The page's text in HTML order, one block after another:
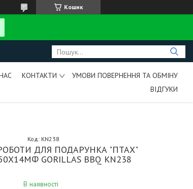
Кошик
КОНТАКТИ
УМОВИ ПОВЕРНЕННЯ ТА ОБМІНУ
ВІДГУКИ
ДЛЯ ПОДАРУНКА "ПТАХ"
GORILLAS BBQ KN238
В наявності
Код: KN238